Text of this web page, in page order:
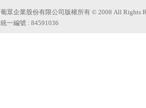
葡眾企業股份有限公司版權所有 © 2008 All Rights
統一編號 : 84591036